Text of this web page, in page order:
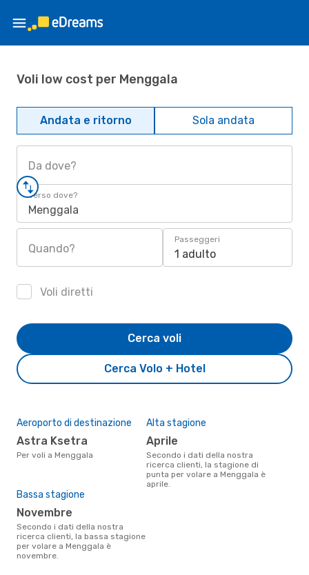
Voli low cost per Menggala
Andata e ritorno Sola andata
Da dove?
Verso dove?
Menggala
Quando?
Passeggeri
1 adulto
Voli diretti
Cerca Volo + Hotel
Cerca voli
Aeroporto di destinazione
Astra Ksetra
Per voli a Menggala
Alta stagione
aprile
Secondo i dati della nostra
ricerca clienti, la stagione di
punta per volare a Menggala è
aprile.
Bassa stagione
novembre
Secondo i dati della nostra
ricerca clienti, la bassa stagione
per volare a Menggala è
novembre.